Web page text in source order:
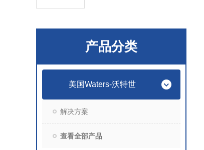
产品分类
美国Waters-沃特世
解决方案
查看全部产品